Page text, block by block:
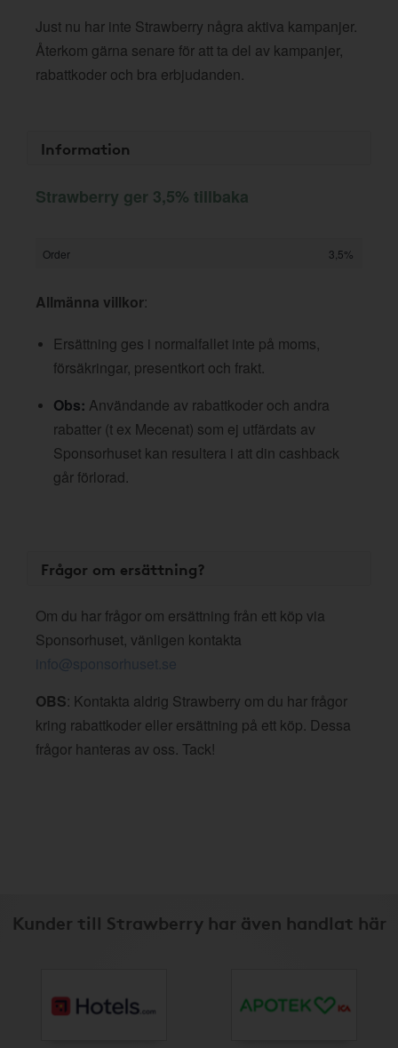
Just nu har inte Strawberry några aktiva kampanjer.
Återkom gärna senare för att ta del av kampanjer,
rabattkoder och bra erbjudanden.
Information
Strawberry ger 3,5% tillbaka
Order 3,5%
Allmänna villkor:
Ersättning ges i normalfallet inte på moms,
försäkringar, presentkort och frakt.
Obs: Användande av rabattkoder och andra
rabatter (t ex Mecenat) som ej utfärdats av
Sponsorhuset kan resultera i att din cashback
går förlorad.
Frågor om ersättning?
Om du har frågor om ersättning från ett köp via
Sponsorhuset, vänligen kontakta
info@sponsorhuset.se
OBS: Kontakta aldrig Strawberry om du har frågor
kring rabattkoder eller ersättning på ett köp. Dessa
frågor hanteras av oss. Tack!
Kunder till Strawberry har även handlat här